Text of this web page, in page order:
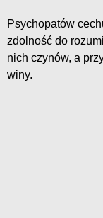
Psychopatów
zdolność do
nich czynów, a
winy.